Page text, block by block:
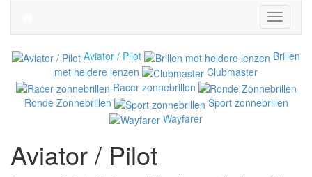
Toggle
Aviator / Pilot
Brillen
met heldere lenzen
Clubmaster
Racer zonnebrillen
Ronde Zonnebrillen
Sport zonnebrillen
Wayfarer
Aviator / Pilot